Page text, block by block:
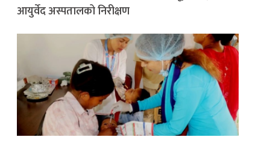
आयुर्वेद अस्पतालको निरीक्षण